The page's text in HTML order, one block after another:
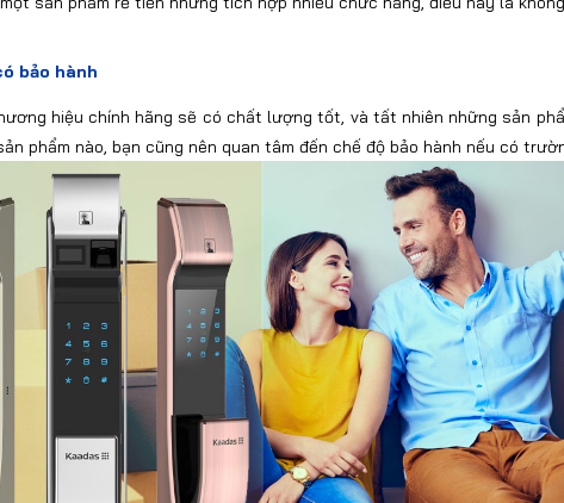
bảo hành
hiệu chính hãng sẽ có chất lượng tốt, và tất nhiên những sản
phẩm nào, bạn cũng nên quan tâm đến chế độ bảo hành nếu có